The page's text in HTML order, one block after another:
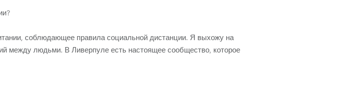
соблюдающее правила социальной дистанции. Я выхожу на
между людьми. В Ливерпуле есть настоящее сообщество, которое